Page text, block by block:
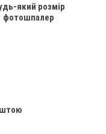
який розмір
фотошпалер